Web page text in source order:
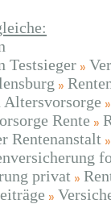
Testsieger
Altersvorsorge
Rente
Rentenanstalt
privat